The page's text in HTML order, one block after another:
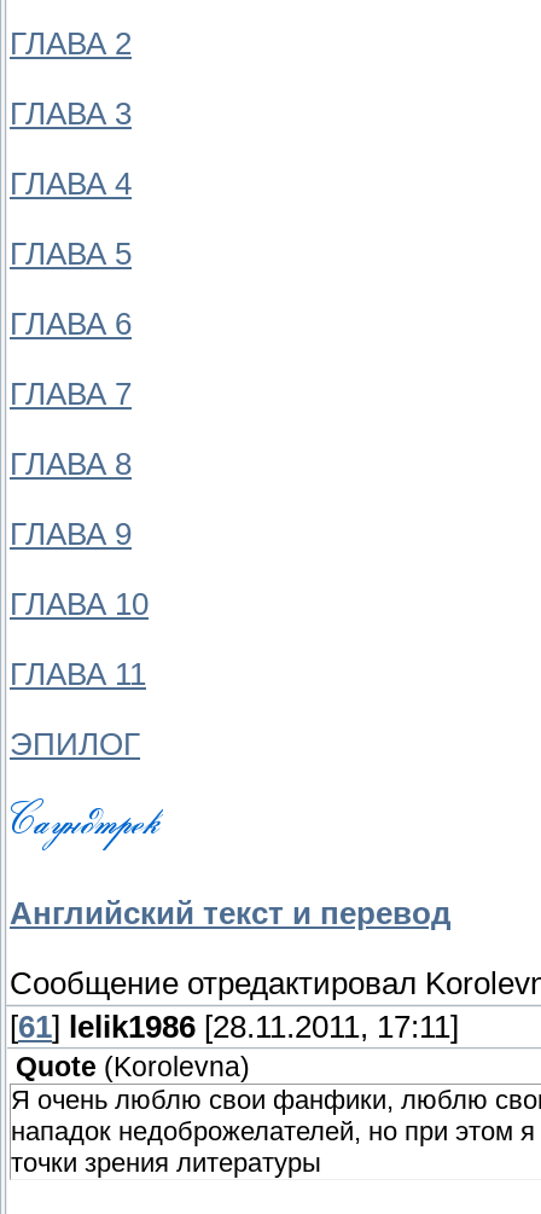
ГЛАВА 2
ГЛАВА 3
ГЛАВА 4
ГЛАВА 5
ГЛАВА 6
ГЛАВА 7
ГЛАВА 8
ГЛАВА 9
ГЛАВА 10
ГЛАВА 11
ЭПИЛОГ
Английский текст и перевод
Сообщение отредактировал
[61] lelik1986 [28.11.2011, 17:11]
Quote ( Korolevna)
Я очень люблю свои фанфики, люблю
нападок недоброжелателей, но при этом
точки зрения литературы